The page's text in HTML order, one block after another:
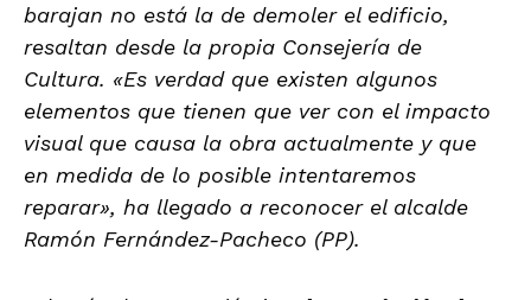
barajan no está la de demoler el edificio,
resaltan desde la propia Consejería de
Cultura. «Es verdad que existen algunos
elementos que tienen que ver con el impacto
visual que causa la obra actualmente y que
en medida de lo posible intentaremos
reparar», ha llegado a reconocer el alcalde
Ramón Fernández-Pacheco (PP).